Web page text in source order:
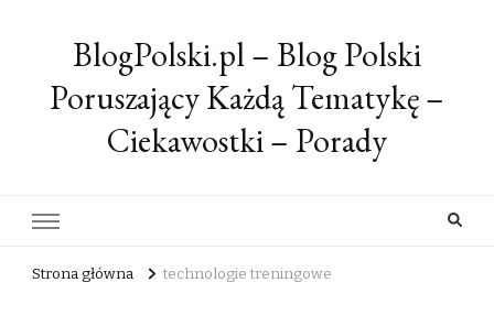
BlogPolski.pl – Blog Polski
Poruszający Każdą Tematykę –
Ciekawostki – Porady
Strona główna technologie treningowe